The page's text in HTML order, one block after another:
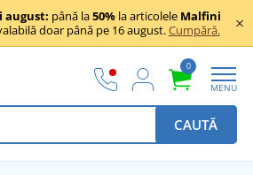
august: până la50% la articolele Malfini
doar până pe 16 august.Cumpără.
0
MENU
CAUTĂ